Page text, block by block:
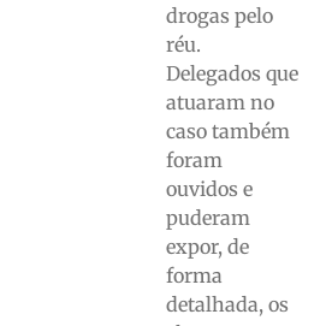
drogas pelo
réu.
Delegados que
atuaram no
caso também
foram
ouvidos e
puderam
expor, de
forma
detalhada, os